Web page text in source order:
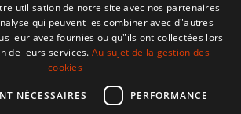
FRENCH
utilisation de notre site avec nos partenaires
qui peuvent les combiner avec d"autres
leur avez fournies ou qu"ils ont collectées lors
de leurs services.Au sujet de la gestion des
cookies
NÉCESSAIRES PERFORMANCE